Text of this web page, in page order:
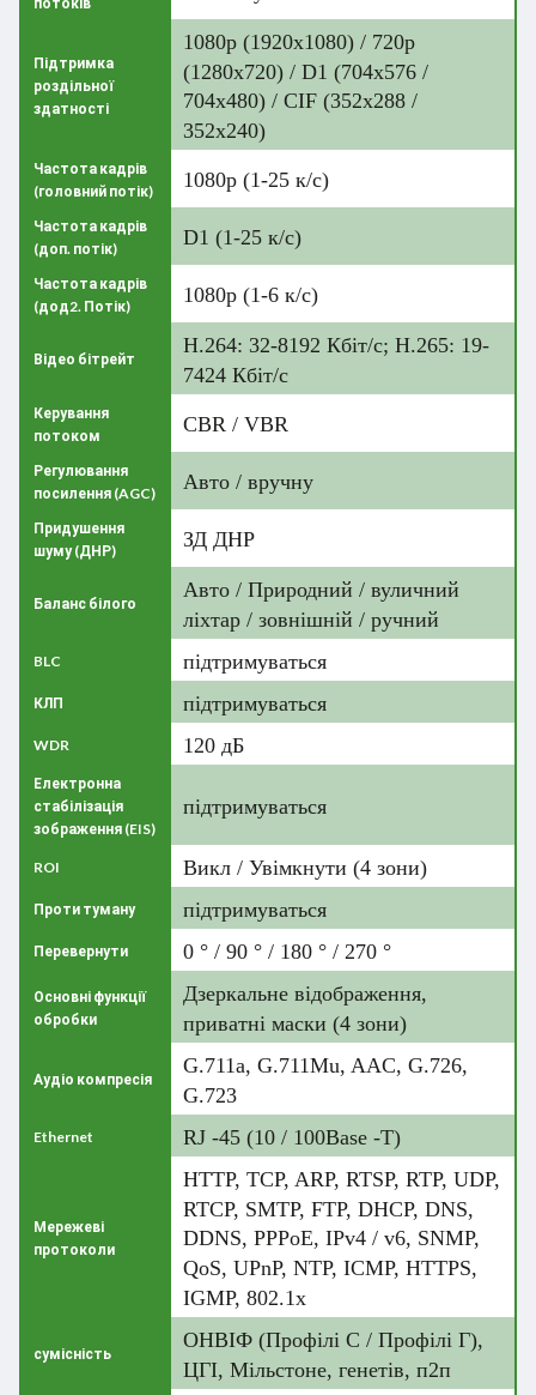
Підтримка
роздільної
здатності
1080p (1920x1080) / 720p
(1280x720) / D1 (704x576 /
704x480) / CIF (352x288 /
352x240)
Частота кадрів
(головний потік)
1080p (1-25 к/с)
Частота кадрів
(доп. потік)
D1 (1-25 к/с)
Частота кадрів
(дод2. Потік)
1080p (1-6 к/с)
Відео бітрейт
H.264: 32-8192 Кбіт/с; H.265: 19-
7424 Кбіт/с
Керування
потоком
CBR / VBR
Регулювання
посилення (AGC)
Авто / вручну
Придушення
шуму (ДНР)
ЗД ДНР
Баланс білого
Авто / Природний / вуличний
ліхтар / зовнішній / ручний
BLC підтримуваться
КЛП підтримуваться
WDR 120 дБ
Електронна
стабілізація
зображення (EIS)
підтримуваться
ROI Викл / Увімкнути (4 зони)
Проти туману підтримуваться
Перевернути 0 ° / 90 ° / 180 ° / 270 °
Основні функції
обробки
Дзеркальне відображення,
приватні маски (4 зони)
Аудіо компресія
G.711a, G.711Mu, AAC, G.726,
G.723
Ethernet RJ -45 (10 / 100Base -T)
Мережеві
протоколи
HTTP, TCP, ARP, RTSP, RTP, UDP,
RTCP, SMTP, FTP, DHCP, DNS,
DDNS, PPPoE, IPv4 / v6, SNMP,
QoS, UPnP, NTP, ICMP, HTTPS,
IGMP, 802.1x
сумісність
ОНВІФ (Профілі С / Профілі Г),
ЦГІ, Мільстоне, генетів, п2п